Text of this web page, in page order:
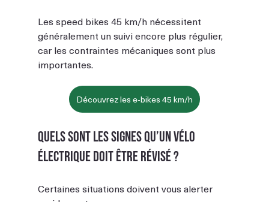
Les speed bikes 45 km/h nécessitent
généralement un suivi encore plus régulier,
car les contraintes mécaniques sont plus
importantes.
Découvrez les e-bikes 45 km/h
Quels sont les signes qu’un vélo
électrique doit être révisé ?
Certaines situations doivent vous alerter